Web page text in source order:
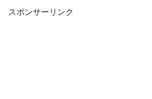
スポンサーリンク